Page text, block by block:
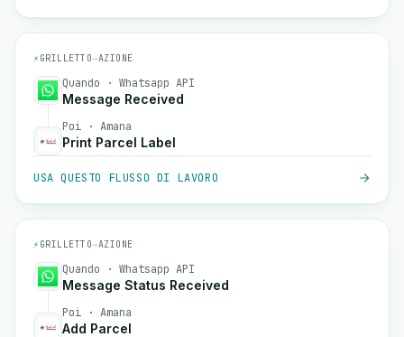
⚡ GRILLETTO→AZIONE
Quando · Whatsapp API
Message Received
Poi · Amana
Print Parcel Label
USA QUESTO FLUSSO DI LAVORO
⚡ GRILLETTO→AZIONE
Quando · Whatsapp API
Message Status Received
Poi · Amana
Add Parcel